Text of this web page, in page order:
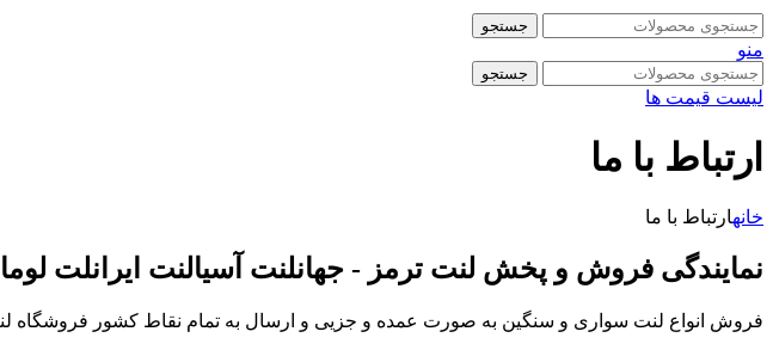
جستجو
منو
جستجو
لیست قیمت ها
ارتباط با ما
خانهارتباط با ما
نمایندگی فروش و پخش لنت ترمز - جهانلنت آسیالنت ایرانلت
فروش انواع لنت سواری و سنگین به صورت عمده و جزیی و ارسال به تمام نقاط کشور فروشگاه